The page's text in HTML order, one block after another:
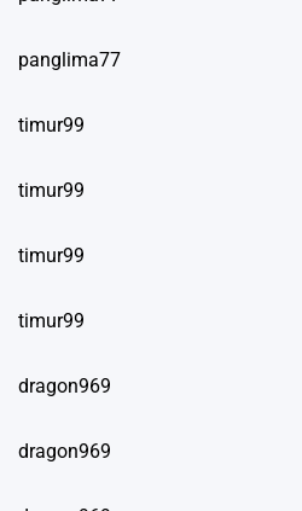
panglima77
timur99
timur99
timur99
timur99
dragon969
dragon969